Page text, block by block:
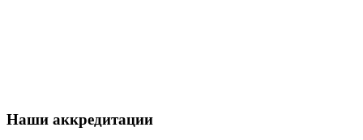
Наши аккредитации